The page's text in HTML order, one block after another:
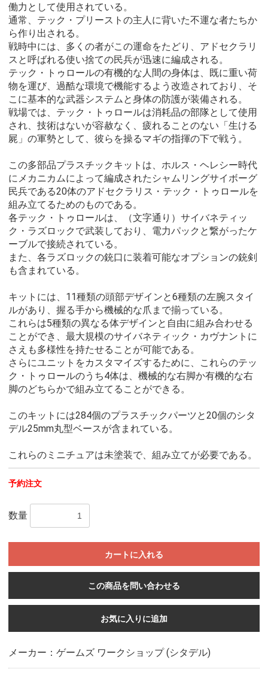
働力として使用されている。
通常、テック・プリーストの主人に背いた不運な者たちか
ら作り出される。
戦時中には、多くの者がこの運命をたどり、アドセクラリ
スと呼ばれる使い捨ての民兵が迅速に編成される。
テック・トゥロールの有機的な人間の身体は、既に重い荷
物を運び、過酷な環境で機能するよう改造されており、そ
こに基本的な武器システムと身体の防護が装備される。
戦場では、テック・トゥロールは消耗品の部隊として使用
され、技術はないが容赦なく、疲れることのない「生ける
屍」の軍勢として、彼らを操るマギの指揮の下で戦う。
この多部品プラスチックキットは、ホルス・ヘレシー時代
にメカニカムによって編成されたシャムリングサイボーグ
民兵である20体のアドセクラリス・テック・トゥロールを
組み立てるためのものである。
各テック・トゥロールは、（文字通り）サイバネティッ
ク・ラズロックで武装しており、電力パックと繋がったケ
ーブルで接続されている。
また、各ラズロックの銃口に装着可能なオプションの銃剣
も含まれている。
キットには、11種類の頭部デザインと6種類の左腕スタイ
ルがあり、握る手から機械的な爪まで揃っている。
これらは5種類の異なる体デザインと自由に組み合わせる
ことができ、最大規模のサイバネティック・カヴナントに
さえも多様性を持たせることが可能である。
さらにユニットをカスタマイズするために、これらのテッ
ク・トゥロールのうち4体は、機械的な右脚か有機的な右
脚のどちらかで組み立てることができる。
このキットには284個のプラスチックパーツと20個のシタ
デル25mm丸型ベースが含まれている。
これらのミニチュアは未塗装で、組み立てが必要である。
予約注文
数量
カートに入れる
この商品を問い合わせる
お気に入りに追加
メーカー：ゲームズ ワークショップ (シタデル)